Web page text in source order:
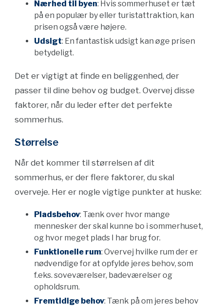
Nærhed til byen: Hvis sommerhuset er tæt
på en populær by eller turistattraktion, kan
prisen også være højere.
Udsigt: En fantastisk udsigt kan øge prisen
betydeligt.
Det er vigtigt at finde en beliggenhed, der
passer til dine behov og budget. Overvej disse
faktorer, når du leder efter det perfekte
sommerhus.
Størrelse
Når det kommer til størrelsen af dit
sommerhus, er der flere faktorer, du skal
overveje. Her er nogle vigtige punkter at huske:
Pladsbehov: Tænk over hvor mange
mennesker der skal kunne bo i sommerhuset,
og hvor meget plads I har brug for.
Funktionelle rum: Overvej hvilke rum der er
nødvendige for at opfylde jeres behov, som
f.eks. soveværelser, badeværelser og
opholdsrum.
Fremtidige behov: Tænk på om jeres behov